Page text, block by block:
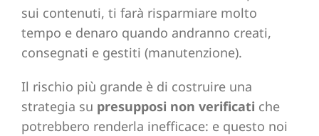
sui contenuti, ti farà risparmiare molto
tempo e denaro quando andranno creati,
consegnati e gestiti (manutenzione).
Il rischio più grande è di costruire una
strategia su presupposi non verificati che
potrebbero renderla inefficace: e questo noi